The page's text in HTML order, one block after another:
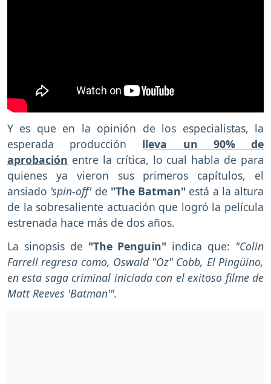
Y es que en la opinión de los especialistas, la
esperada producción lleva un 90% de
aprobación entre la crítica, lo cual habla de para
quienes ya vieron sus primeros capítulos, el
ansiado 'spin-off' de "The Batman" está a la altura
de la sobresaliente actuación que logró la película
estrenada hace más de dos años.
La sinopsis de "The Penguin" indica que: "Colin
Farrell regresa como, Oswald "Oz" Cobb, El Pingüino,
en esta saga criminal iniciada con el exitoso filme de
Matt Reeves 'Batman'".